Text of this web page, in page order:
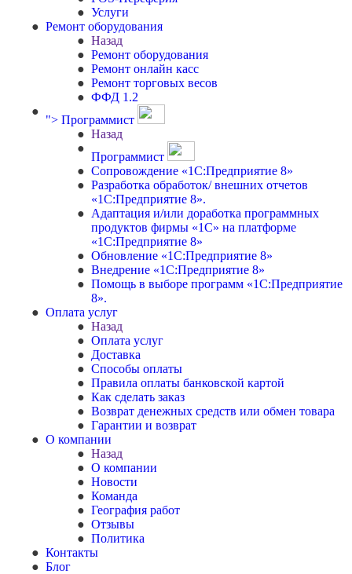
Услуги
Ремонт оборудования
Назад
Ремонт оборудования
Ремонт онлайн касс
Ремонт торговых весов
ФФД 1.2
"> Программист
Назад
Программист
Сопровождение «1С:Предприятие 8»
Разработка обработок/ внешних отчетов
«1С:Предприятие 8».
Адаптация и/или доработка программных
продуктов фирмы «1С» на платформе
«1С:Предприятие 8»
Обновление «1С:Предприятие 8»
Внедрение «1С:Предприятие 8»
Помощь в выборе программ «1С:Предприятие
8».
Оплата услуг
Назад
Оплата услуг
Доставка
Способы оплаты
Правила оплаты банковской картой
Как сделать заказ
Возврат денежных средств или обмен товара
Гарантии и возврат
О компании
Назад
О компании
Новости
Команда
География работ
Отзывы
Политика
Контакты
Блог